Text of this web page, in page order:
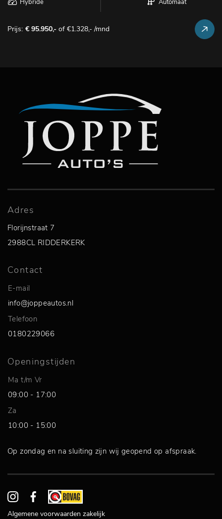
Prijs: € 95.950,- of €1.328,- /mnd
Adres
Florijnstraat 7
2988CL RIDDERKERK
Contact
E-mail
info@joppeautos.nl
Telefoon
0180229066
Openingstijden
Ma t/m Vr
09:00 - 17:00
Za
10:00 - 15:00
Op zondag en na sluiting zijn wij geopend op afspraak.
Algemene voorwaarden zakelijk